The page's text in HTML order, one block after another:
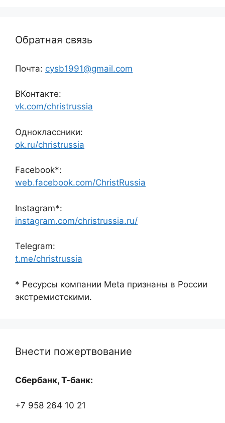
Обратная связь
Почта: cysb1991@gmail.com
ВКонтакте:
vk.com/christrussia
Одноклассники:
ok.ru/christrussia
Facebook*:
web.facebook.com/ChristRussia
Instagram*:
instagram.com/christrussia.ru/
Telegram:
t.me/christrussia
* Ресурсы компании Meta признаны в России
экстремистскими.
Внести пожертвование
Сбербанк, Т-банк:
+7 958 264 10 21